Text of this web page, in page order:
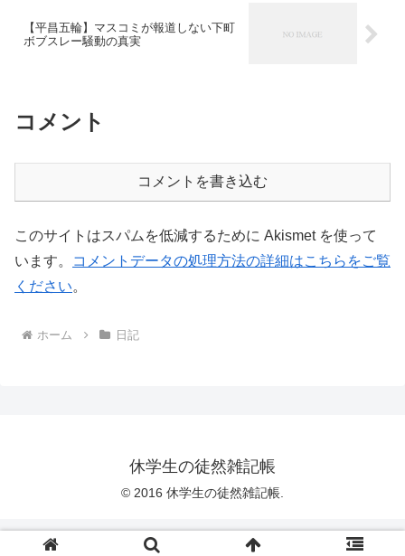
【平昌五輪】マスコミが報道しない下町
ボブスレー騒動の真実
コメント
コメントを書き込む
このサイトはスパムを低減するために Akismet を使って
います。
コメントデータの処理方法の詳細はこちらをご覧
ください。
ホーム 日記
休学生の徒然雑記帳
© 2016 休学生の徒然雑記帳.